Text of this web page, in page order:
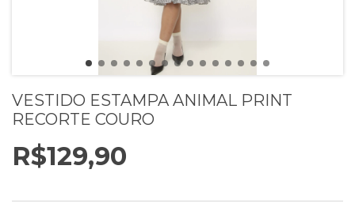
VESTIDO ESTAMPA ANIMAL PRINT
RECORTE COURO
R$129,90